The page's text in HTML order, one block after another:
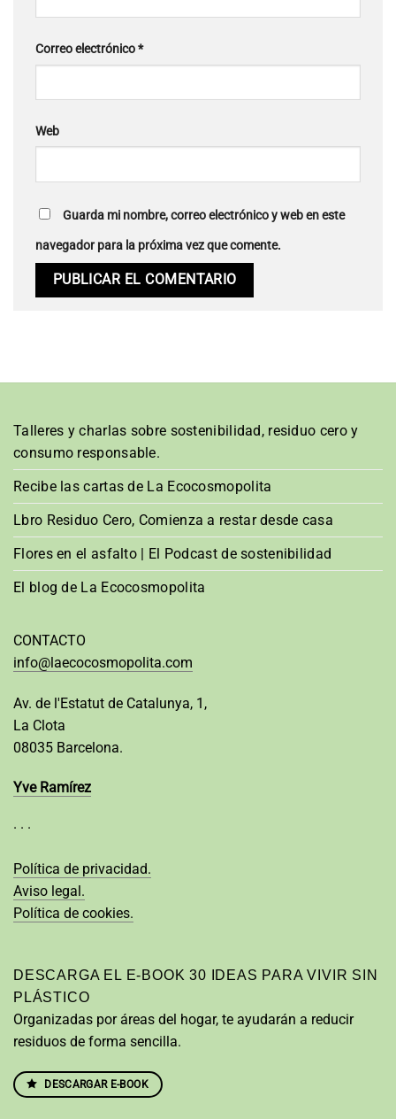
Correo electrónico*
Web
Guarda mi nombre, correo electrónico y web en este
navegador para la próxima vez que comente.
Talleres y charlas sobre sostenibilidad, residuo cero y
consumo responsable.
Recibe las cartas de La Ecocosmopolita
Lbro Residuo Cero, Comienza a restar desde casa
Flores en el asfalto | El Podcast de sostenibilidad
El blog de La Ecocosmopolita
CONTACTO
info@laecocosmopolita.com
Av. de l'Estatut de Catalunya, 1,
La Clota
08035 Barcelona.
Yve Ramírez
· · ·
Política de privacidad.
Aviso legal.
Política de cookies.
DESCARGA EL E-BOOK 30 IDEAS PARA VIVIR SIN
PLÁSTICO
Organizadas por áreas del hogar, te ayudarán a reducir
residuos de forma sencilla.
DESCARGAR E-BOOK